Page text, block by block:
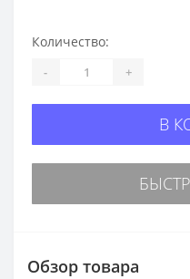
Количество:
- +
В
Обзор товара